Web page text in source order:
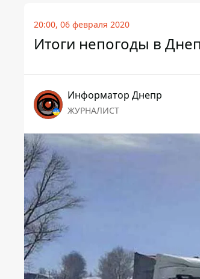
20:00, 06 февраля 2020
Итоги непогоды в
Информатор Днепр
ЖУРНАЛИСТ